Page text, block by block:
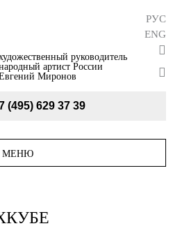
руководитель
артист России
Миронов
РУС
ENG
(495) 629 37 39
МЕНЮ